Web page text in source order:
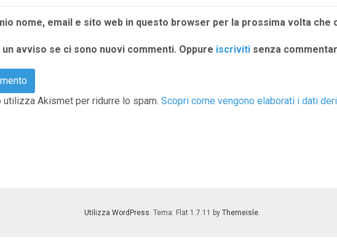
nome, email e sito web in questo browser per la prossima volta che
un avviso se ci sono nuovi commenti. Oppure iscriviti senza
utilizza Akismet per ridurre lo spam. Scopri come vengono elaborati i dati
Utilizza WordPress. Tema: Flat 1.7.11 by Themeisle.